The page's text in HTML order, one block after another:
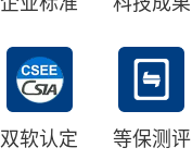
双软认定 等保测评